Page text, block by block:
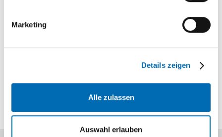
Marketing
Details zeigen
Alle zulassen
Auswahl erlauben
Wissen